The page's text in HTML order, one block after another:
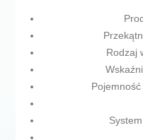
Rodzaj